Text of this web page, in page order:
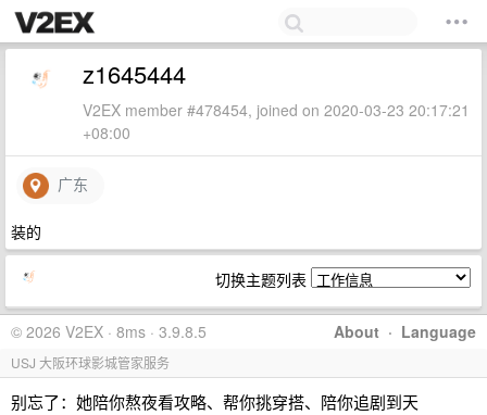
z1645444
V2EX member #478454, joined on 2020-03-23 20:17:21
+08:00
广东
装的
切换主题列表
About · Language
© 2026 V2EX · 8ms · 3.9.8.5
USJ 大阪环球影城管家服务
别忘了：她陪你熬夜看攻略、帮你挑穿搭、陪你追剧到天